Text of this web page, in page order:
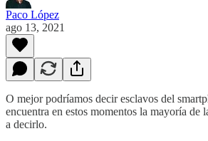
Paco López
ago 13, 2021
O mejor podríamos decir esclavos del
encuentra en estos momentos la mayoría de
a decirlo.